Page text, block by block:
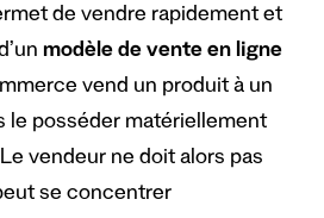
de vendre rapidement et
modèle de vente en ligne
vend un produit à un
le posséder matériellement
vendeur ne doit alors pas
se concentrer